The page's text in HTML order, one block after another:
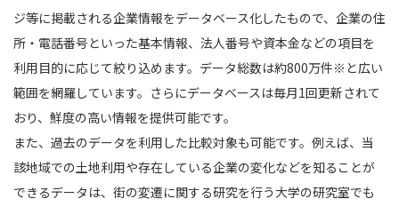
ジ等に掲載される企業情報をデータベース化したもので、企業の住
所・電話番号といった基本情報、法人番号や資本金などの項目を
利用目的に応じて絞り込めます。データ総数は約800万件※と広い
範囲を網羅しています。さらにデータベースは毎月1回更新されて
おり、鮮度の高い情報を提供可能です。
また、過去のデータを利用した比較対象も可能です。例えば、当
該地域での土地利用や存在している企業の変化などを知ることが
できるデータは、街の変遷に関する研究を行う大学の研究室でも